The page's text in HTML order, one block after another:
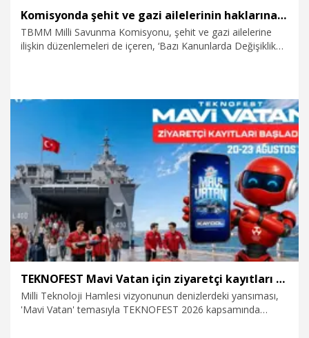
Komisyonda şehit ve gazi ailelerinin haklarına ilişkin teklif görüşüldü
TBMM Milli Savunma Komisyonu, şehit ve gazi ailelerine
ilişkin düzenlemeleri de içeren, ‘Bazı Kanunlarda Değişiklik
6.08.2026 Politika
TEKNOFEST Mavi Vatan için ziyaretçi kayıtları başladı
Milli Teknoloji Hamlesi vizyonunun denizlerdeki yansıması,
'Mavi Vatan' temasıyla TEKNOFEST 2026 kapsamında